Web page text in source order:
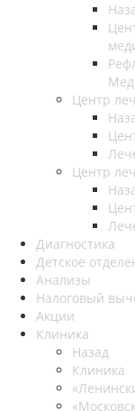
Центр
Центр
Диагностика
Детское
Анализы
Налоговый
Акции
Клиника
Назад
Клиника